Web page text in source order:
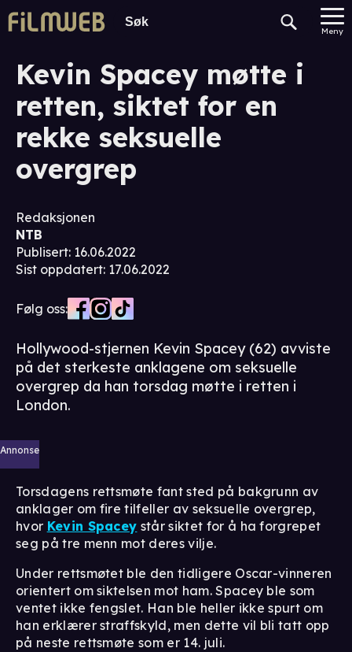
Meny
Kevin Spacey møtte i
retten, siktet for en
rekke seksuelle
overgrep
Redaksjonen
NTB
Publisert: 16.06.2022
Sist oppdatert: 17.06.2022
Følg oss:
Hollywood-stjernen Kevin Spacey (62) avviste
på det sterkeste anklagene om seksuelle
overgrep da han torsdag møtte i retten i
London.
Annonse
Torsdagens rettsmøte fant sted på bakgrunn av
anklager om fire tilfeller av seksuelle overgrep,
hvor Kevin Spacey står siktet for å ha forgrepet
seg på tre menn mot deres vilje.
Under rettsmøtet ble den tidligere Oscar-vinneren
orientert om siktelsen mot ham. Spacey ble som
ventet ikke fengslet. Han ble heller ikke spurt om
han erklærer straffskyld, men dette vil bli tatt opp
på neste rettsmøte som er 14. juli.